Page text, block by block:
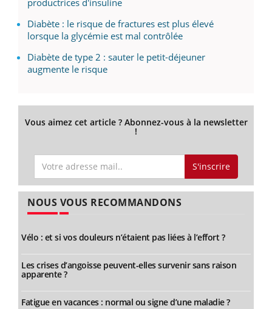
productrices d'insuline
Diabète : le risque de fractures est plus élevé
lorsque la glycémie est mal contrôlée
Diabète de type 2 : sauter le petit-déjeuner
augmente le risque
Vous aimez cet article ? Abonnez-vous à la newsletter
!
S'inscrire
NOUS VOUS RECOMMANDONS
Vélo : et si vos douleurs n’étaient pas liées à l’effort ?
Les crises d’angoisse peuvent-elles survenir sans raison
apparente ?
Fatigue en vacances : normal ou signe d’une maladie ?